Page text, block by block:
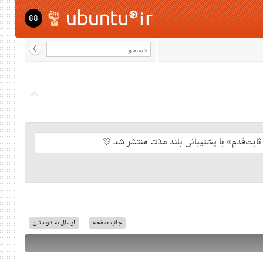
88
ارسال به دوستان چاپ صفحه